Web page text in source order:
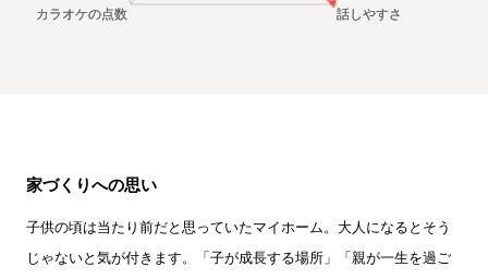
家づくりへの思い
子供の頃は当たり前だと思っていたマイホーム。大人になるとそう
じゃないと気が付きます。「子が成長する場所」「親が一生を過ご